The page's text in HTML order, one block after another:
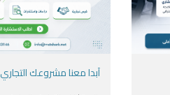
أبدا معنا مشروعك التجاري